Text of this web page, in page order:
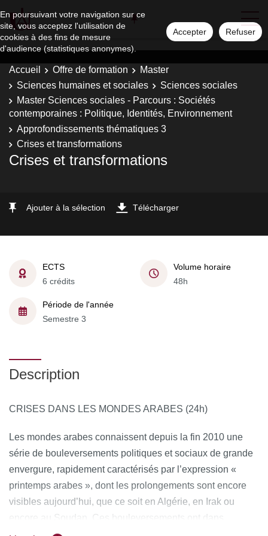
En poursuivant votre navigation sur ce
site, vous acceptez l'utilisation de
cookies à des fins de mesure
d'audience (statistiques anonymes).
Accepter Refuser
Accueil Offre de formation
Master
Sciences humaines et sociales
Sciences sociales
Master Sciences sociales - Parcours : Sociétés
contemporaines : Politique, Identités, Environnement
Approfondissements thématiques 3
Crises et transformations
Crises et transformations
Ajouter à la sélection Télécharger
ECTS
6 crédits
Volume horaire
48h
Période de l'année
Semestre 3
Description
CRISES DANS LES MONDES ARABES (24h)
Les mondes arabes connaissent depuis la fin 2010 une
série de bouleversements politiques et sociaux de grande
envergure, rapidement caractérisés par l’expression «
printemps arabes », dont les prolongements sont encore
visibles aujourd’hui, que ce soit en Algérie, en Irak ou
encore au Soudan. Ces bouleversements ont dans
certains cas donné lieu à des changements de régime